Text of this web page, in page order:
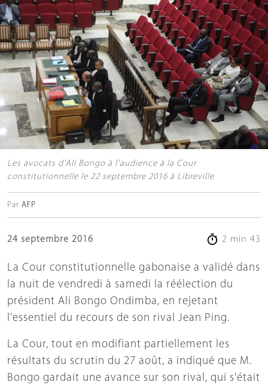
Les avocats d'Ali Bongo à l'audience à la Cour
constitutionnelle le 22 septembre 2016 à Libreville
Par AFP
24 septembre 2016 2 min 43
La Cour constitutionnelle gabonaise a validé dans
la nuit de vendredi à samedi la réélection du
président Ali Bongo Ondimba, en rejetant
l'essentiel du recours de son rival Jean Ping.
La Cour, tout en modifiant partiellement les
résultats du scrutin du 27 août, a indiqué que M.
Bongo gardait une avance sur son rival, qui s'était